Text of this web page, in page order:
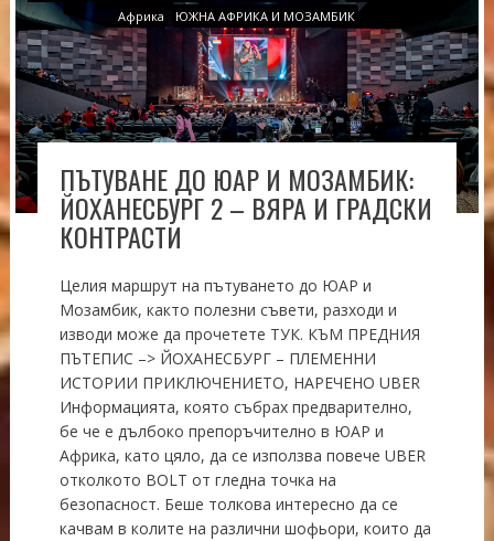
Африка
ЮЖНА АФРИКА И МОЗАМБИК
ПЪТУВАНЕ ДО ЮАР И МОЗАМБИК:
ЙОХАНЕСБУРГ 2 – ВЯРА И ГРАДСКИ
КОНТРАСТИ
Целия маршрут на пътуването до ЮАР и
Мозамбик, както полезни съвети, разходи и
изводи може да прочетете ТУК. КЪМ ПРЕДНИЯ
ПЪТЕПИС –> ЙОХАНЕСБУРГ – ПЛЕМЕННИ
ИСТОРИИ ПРИКЛЮЧЕНИЕТО, НАРЕЧЕНО UBER
Информацията, която събрах предварително,
бе че е дълбоко препоръчително в ЮАР и
Африка, като цяло, да се използва повече UBER
отколкото BOLT от гледна точка на
безопасност. Беше толкова интересно да се
качвам в колите на различни шофьори, които да